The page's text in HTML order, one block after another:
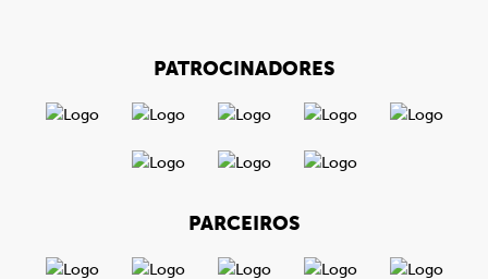
PATROCINADORES
PARCEIROS